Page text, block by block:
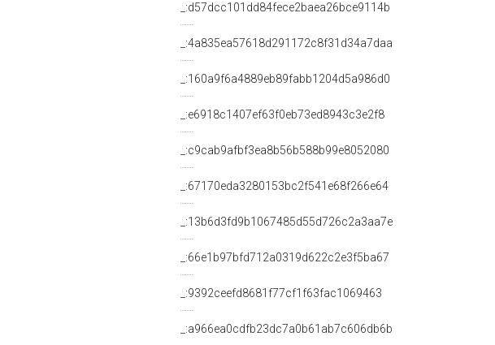
_:d57dcc101dd84fece2baea26bce9114b
_:4a835ea57618d291172c8f31d34a7daa
_:160a9f6a4889eb89fabb1204d5a986d0
_:e6918c1407ef63f0eb73ed8943c3e2f8
_:c9cab9afbf3ea8b56b588b99e8052080
_:67170eda3280153bc2f541e68f266e64
_:13b6d3fd9b1067485d55d726c2a3aa7e
_:66e1b97bfd712a0319d622c2e3f5ba67
_:9392ceefd8681f77cf1f63fac1069463
_:a966ea0cdfb23dc7a0b61ab7c606db6b